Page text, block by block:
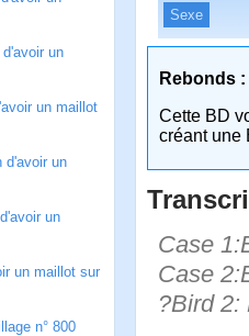
un
un maillot
d'avoir un
un
un maillot sur
n° 800
Sexe
Rebonds :
Cette BD
créant une
Case
Case
?Bird 2: